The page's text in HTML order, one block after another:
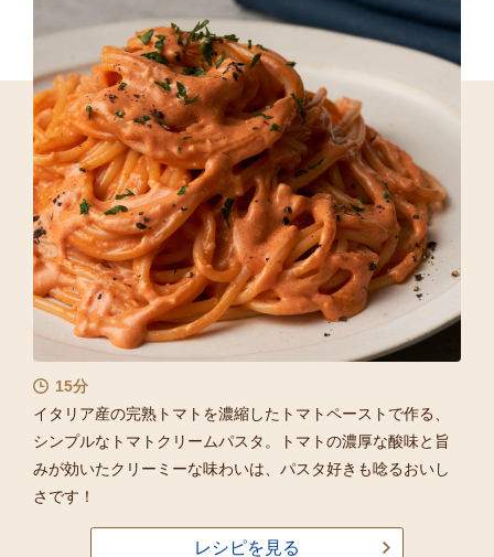
15分
イタリア産の完熟トマトを濃縮したトマトペーストで作る、
シンプルなトマトクリームパスタ。トマトの濃厚な酸味と旨
みが効いたクリーミーな味わいは、パスタ好きも唸るおいし
さです！
レシピを見る